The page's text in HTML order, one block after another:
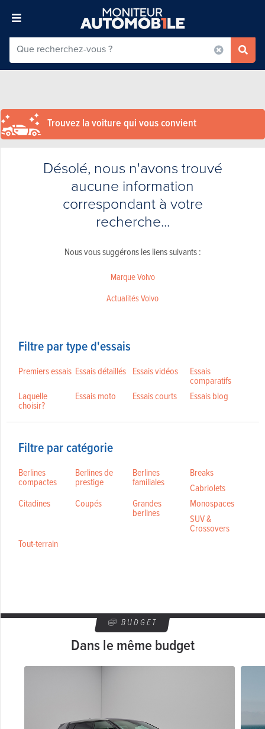
Trouvez la voiture qui vous convient
Désolé, nous n'avons trouvé
aucune information
correspondant à votre
recherche...
Nous vous suggérons les liens suivants :
Marque Volvo
Actualités Volvo
Filtre par type d'essais
Premiers essais Essais détaillés Essais vidéos Essais
comparatifs
Laquelle
choisir?
Essais moto Essais courts Essais blog
Filtre par catégorie
Berlines
compactes
Berlines de
prestige
Berlines
familiales
Breaks
Cabriolets
Citadines
Coupés Grandes
berlines
Monospaces
SUV &
Crossovers
Tout-terrain
BUDGET
Dans le même budget